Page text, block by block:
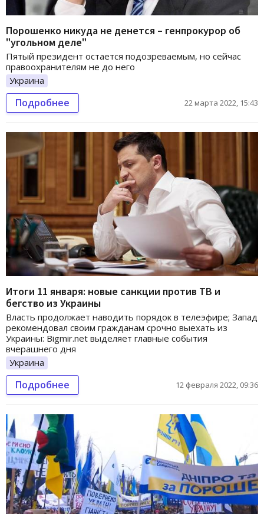
Порошенко никуда не денется – генпрокурор об
"угольном деле"
Пятый президент остается подозреваемым, но сейчас
правоохранителям не до него
Украина
Подробнее 22 марта 2022, 15:43
Итоги 11 января: новые санкции против ТВ и
бегство из Украины
Власть продолжает наводить порядок в телеэфире; Запад
рекомендовал своим гражданам срочно выехать из
Украины: Bigmir.net выделяет главные события
вчерашнего дня
Украина
Подробнее 12 февраля 2022, 09:36